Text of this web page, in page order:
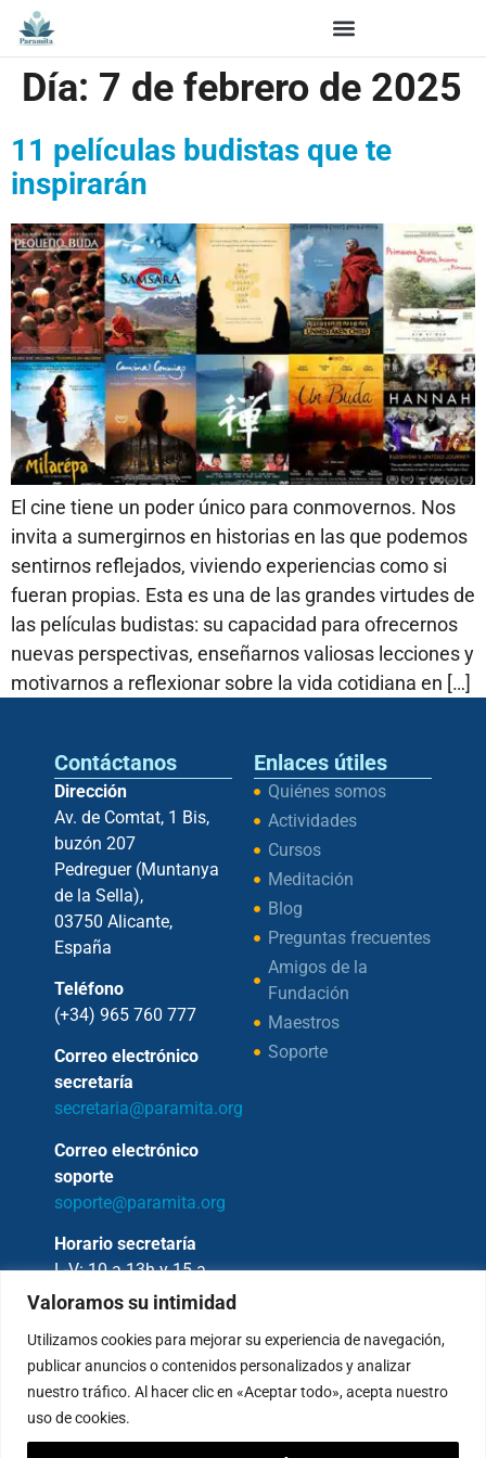
Valoramos su intimidad
Utilizamos cookies para mejorar su experiencia de navegación,
publicar anuncios o contenidos personalizados y analizar
nuestro tráfico. Al hacer clic en «Aceptar todo», acepta nuestro
uso de cookies.
Día: 7 de febrero de 2025
11 películas budistas que te
inspirarán
El cine tiene un poder único para conmovernos. Nos
invita a sumergirnos en historias en las que podemos
sentirnos reflejados, viviendo experiencias como si
fueran propias. Esta es una de las grandes virtudes de
las películas budistas: su capacidad para ofrecernos
nuevas perspectivas, enseñarnos valiosas lecciones y
motivarnos a reflexionar sobre la vida cotidiana en […]
Contáctanos
Dirección
Av. de Comtat, 1 Bis,
buzón 207
Pedreguer (Muntanya
de la Sella),
03750 Alicante,
España
Teléfono
(+34) 965 760 777
Correo electrónico
secretaría
secretaria@paramita.org
Correo electrónico
soporte
soporte@paramita.org
Horario secretaría
L-V: 10 a 13h y 15 a
17h
Enlaces útiles
Quiénes somos
Actividades
Cursos
Meditación
Blog
Preguntas frecuentes
Amigos de la
Fundación
Maestros
Soporte
Copyright © 2026 – Fundación Sakya –
Reservados todos los derechos.